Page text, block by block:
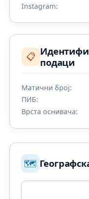
Instagram:
📋 подаци
Матични број:
ПИБ:
Врста оснивача:
🗺️